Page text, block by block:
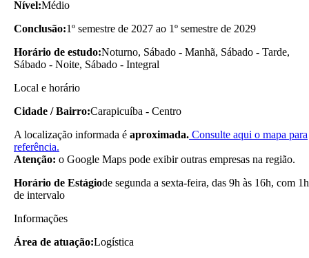
Nível:Médio
Conclusão:1º semestre de 2027 ao 1º semestre de 2029
Horário de estudo:Noturno, Sábado - Manhã, Sábado - Tarde,
Sábado - Noite, Sábado - Integral
Local e horário
Cidade / Bairro:Carapicuíba - Centro
A localização informada é aproximada. Consulte aqui o mapa para
referência.
Atenção: o Google Maps pode exibir outras empresas na região.
Horário de Estágiode segunda a sexta-feira, das 9h às 16h, com 1h
de intervalo
Informações
Área de atuação:Logística